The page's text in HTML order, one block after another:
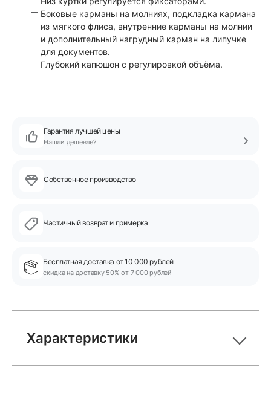
Боковые карманы на молниях, подкладка кармана
из мягкого флиса, внутренние карманы на молнии
и дополнительный нагрудный карман на липучке
для документов.
Глубокий капюшон с регулировкой объёма.
Гарантия лучшей цены
Нашли дешевле?
Собственное производство
Частичный возврат и примерка
Бесплатная доставка от 10 000 рублей
скидка на доставку 50% от 7 000 рублей
Характеристики